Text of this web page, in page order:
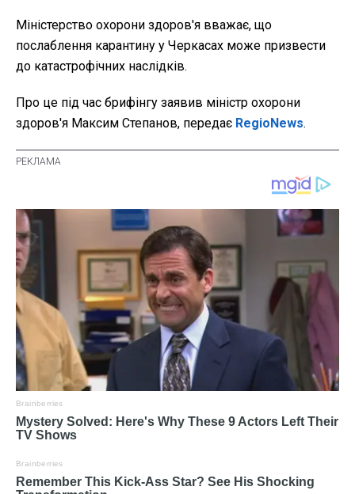
Міністерство охорони здоров'я вважає, що
послаблення карантину у Черкасах може призвести
до катастрофічних наслідків.
Про це під час брифінгу заявив міністр охорони
здоров'я Максим Степанов, передає RegioNews.